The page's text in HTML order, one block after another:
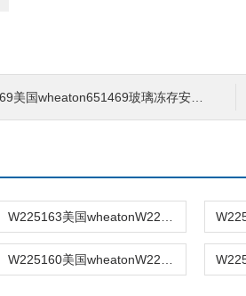
美国wheaton651469玻璃冻存安瓿瓶